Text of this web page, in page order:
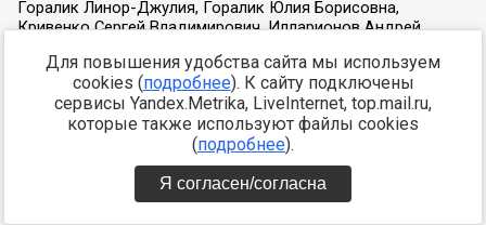
Для повышения удобства сайта мы используем
cookies (подробнее). К сайту подключены
сервисы Yandex.Metrika, LiveInternet, top.mail.ru,
которые также используют файлы cookies
(подробнее).
Я согласен/согласна